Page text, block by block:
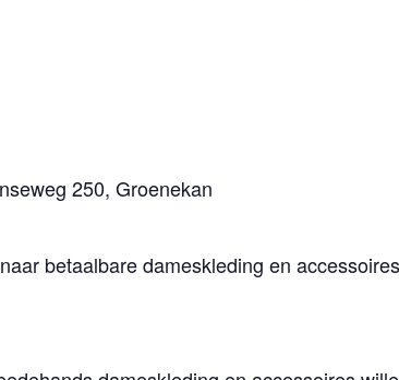
250, Groenekan
betaalbare dameskleding en